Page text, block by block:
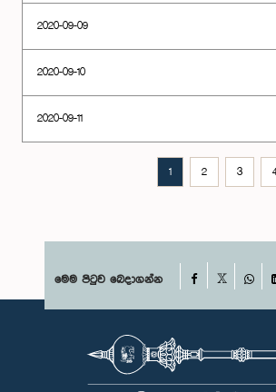
2020-09-09
2020-09-10
2020-09-11
1 2 3
මෙම පිටුව බෙදාගන්න Facebook